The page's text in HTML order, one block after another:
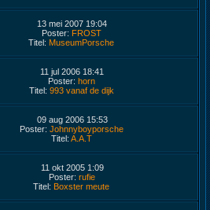
13 mei 2007 19:04
Poster: FROST
Titel: MuseumPorsche
11 jul 2006 18:41
Poster: horn
Titel: 993 vanaf de dijk
09 aug 2006 15:53
Poster: Johnnyboyporsche
Titel: A.A.T
11 okt 2005 1:09
Poster: rufie
Titel: Boxster meute